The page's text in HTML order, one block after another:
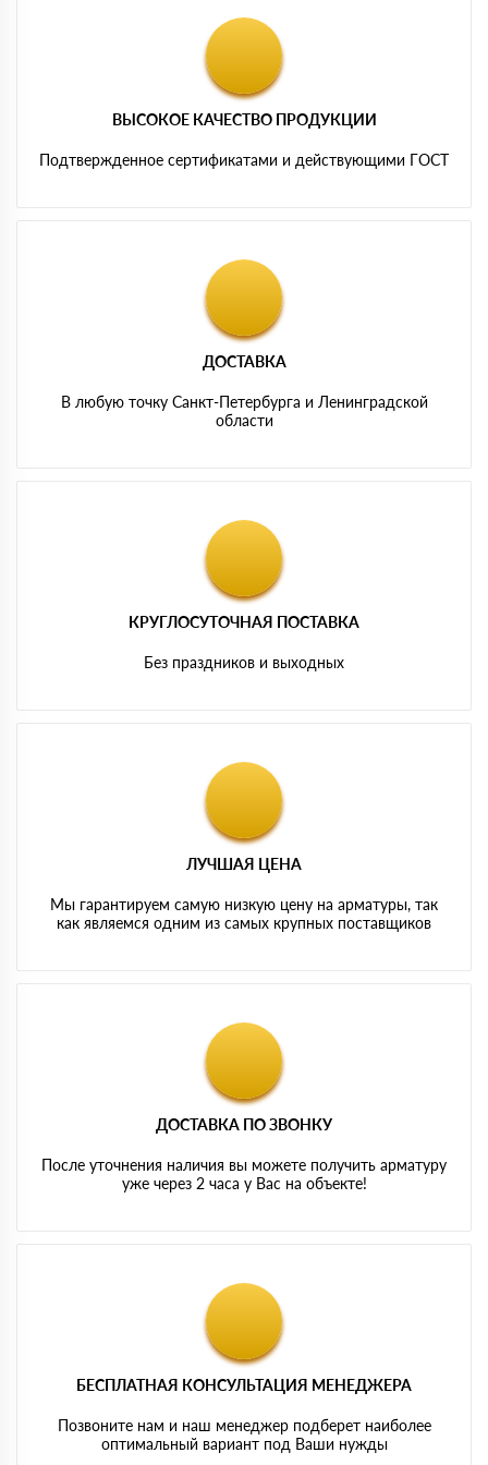
ВЫСОКОЕ КАЧЕСТВО ПРОДУКЦИИ
Подтвержденное сертификатами и действующими ГОСТ
ДОСТАВКА
В любую точку Санкт-Петербурга и Ленинградской
области
КРУГЛОСУТОЧНАЯ ПОСТАВКА
Без праздников и выходных
ЛУЧШАЯ ЦЕНА
Мы гарантируем самую низкую цену на арматуры, так
как являемся одним из самых крупных поставщиков
ДОСТАВКА ПО ЗВОНКУ
После уточнения наличия вы можете получить арматуру
уже через 2 часа у Вас на объекте!
БЕСПЛАТНАЯ КОНСУЛЬТАЦИЯ МЕНЕДЖЕРА
Позвоните нам и наш менеджер подберет наиболее
оптимальный вариант под Ваши нужды